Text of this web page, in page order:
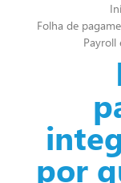
Folha de
Payroll
por